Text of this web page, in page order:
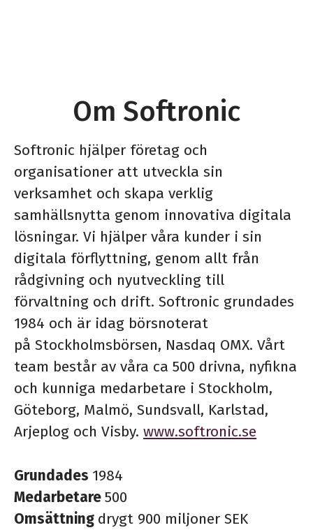
Om Softronic
Softronic hjälper företag och
organisationer att utveckla sin
verksamhet och skapa verklig
samhällsnytta genom innovativa digitala
lösningar. Vi hjälper våra kunder i sin
digitala förflyttning, genom allt från
rådgivning och nyutveckling till
förvaltning och drift. Softronic grundades
1984 och är idag börsnoterat
på Stockholmsbörsen, Nasdaq OMX. Vårt
team består av våra ca 500 drivna, nyfikna
och kunniga medarbetare i Stockholm,
Göteborg, Malmö, Sundsvall, Karlstad,
Arjeplog och Visby. www.softronic.se
Grundades 1984
Medarbetare500
Omsättning drygt 900 miljoner SEK